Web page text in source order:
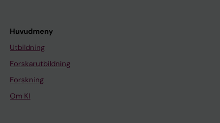
Huvudmeny
Utbildning
Forskarutbildning
Forskning
Om KI